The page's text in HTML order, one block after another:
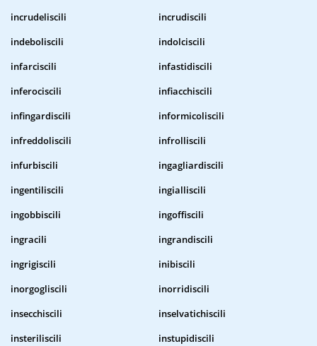
incrudeliscili
incrudiscili
indeboliscili
indolciscili
infarciscili
infastidiscili
inferociscili
infiacchiscili
infingardiscili
informicoliscili
infreddoliscili
infrolliscili
infurbiscili
ingagliardiscili
ingentiliscili
ingialliscili
ingobbiscili
ingoffiscili
ingracili
ingrandiscili
ingrigiscili
inibiscili
inorgogliscili
inorridiscili
insecchiscili
inselvatichiscili
insteriliscili
instupidiscili